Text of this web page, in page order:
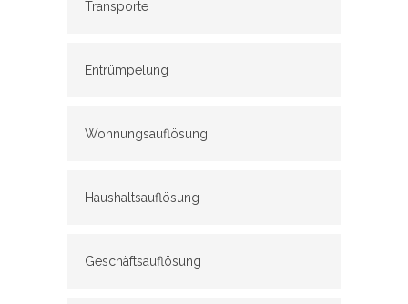
Transporte
Entrümpelung
Wohnungsauflösung
Haushaltsauflösung
Geschäftsauflösung